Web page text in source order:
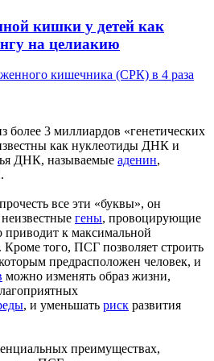
кишки у детей как
на целиакию
кишечника (СРК) в 4 раза
более 3 миллиардов «генетических
как нуклеотиды ДНК и
ДНК, называемые аденин,
все эти «буквы», он
гены, провоцирующие
приводит к максимальной
Кроме того, ПСГ позволяет строить
предрасположен человек, и
можно изменять образ жизни,
, и уменьшать риск развития
преимуществах,